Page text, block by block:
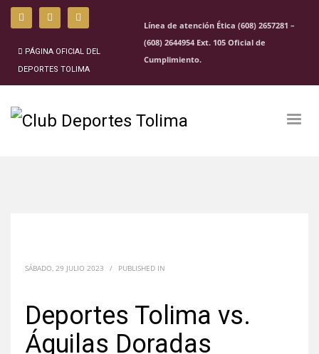
PÁGINA OFICIAL DEL
DEPORTES TOLIMA
Línea de atención Ética (608) 2657281 –
(608) 2644954 Ext. 105 Oficial de
Cumplimiento.
SÁBADO, 29 JULIO 2023 / PUBLISHED IN
Deportes Tolima vs.
Águilas Doradas